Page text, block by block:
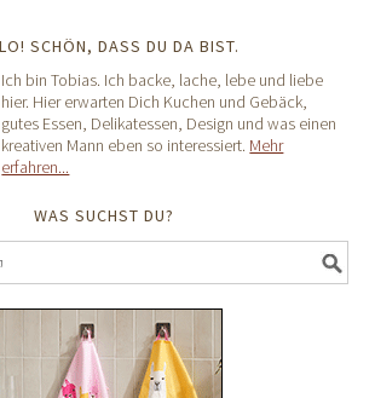
SCHÖN, DASS DU DA BIST.
Ich bin Tobias. Ich backe, lache, lebe und liebe
hier. Hier erwarten Dich Kuchen und Gebäck,
gutes Essen, Delikatessen, Design und was einen
kreativen Mann eben so interessiert. Mehr
erfahren...
WAS SUCHST DU?